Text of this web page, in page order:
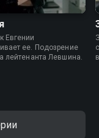
Евгении
ее. Подозрение
лейтенанта Левшина.